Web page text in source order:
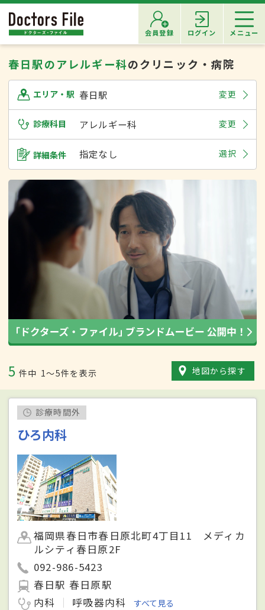
会員登録 ログイン メニュー
春日駅のアレルギー科のクリニック・病院
エリア・駅 春日駅 変更
診療科目 アレルギー科 変更
詳細条件 指定なし 選択
5 件中 1〜5件を表示 地図から探す
診療時間外
ひろ内科
福岡県春日市春日原北町4丁目11 メディカ
ルシティ春日原2F
092-986-5423
春日駅 春日原駅
内科
呼吸器内科 すべて見る